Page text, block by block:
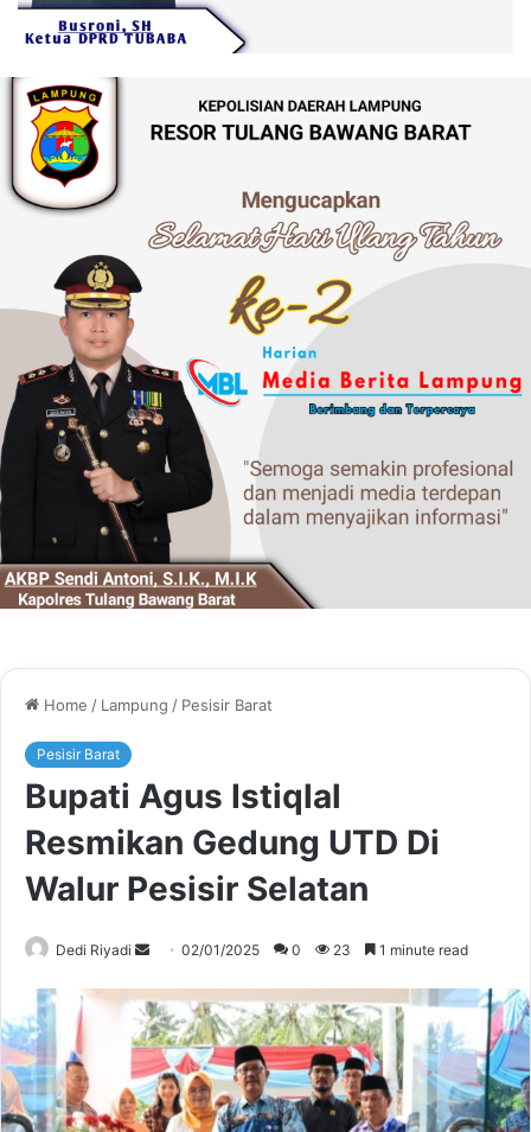
Home / Lampung / Pesisir Barat
Pesisir Barat
Bupati Agus Istiqlal
Resmikan Gedung UTD Di
Walur Pesisir Selatan
Dedi Riyadi
Send
email
02/01/2025 0 23 1 minute read